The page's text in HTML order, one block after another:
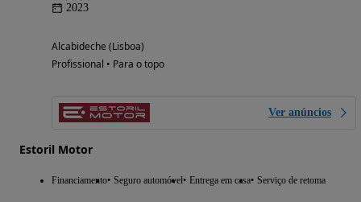
2023
Alcabideche (Lisboa)
Profissional • Para o topo
Ver anúncios
Estoril Motor
Financiamento Seguro automóvel Entrega em casa Serviço de retoma